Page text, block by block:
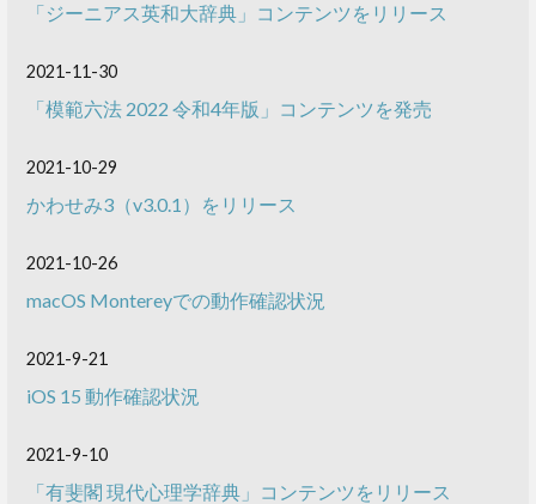
「ジーニアス英和大辞典」コンテンツをリリース
2021-11-30
「模範六法 2022 令和4年版」コンテンツを発売
2021-10-29
かわせみ3（v3.0.1）をリリース
2021-10-26
macOS Montereyでの動作確認状況
2021-9-21
iOS 15 動作確認状況
2021-9-10
「有斐閣 現代心理学辞典」コンテンツをリリース